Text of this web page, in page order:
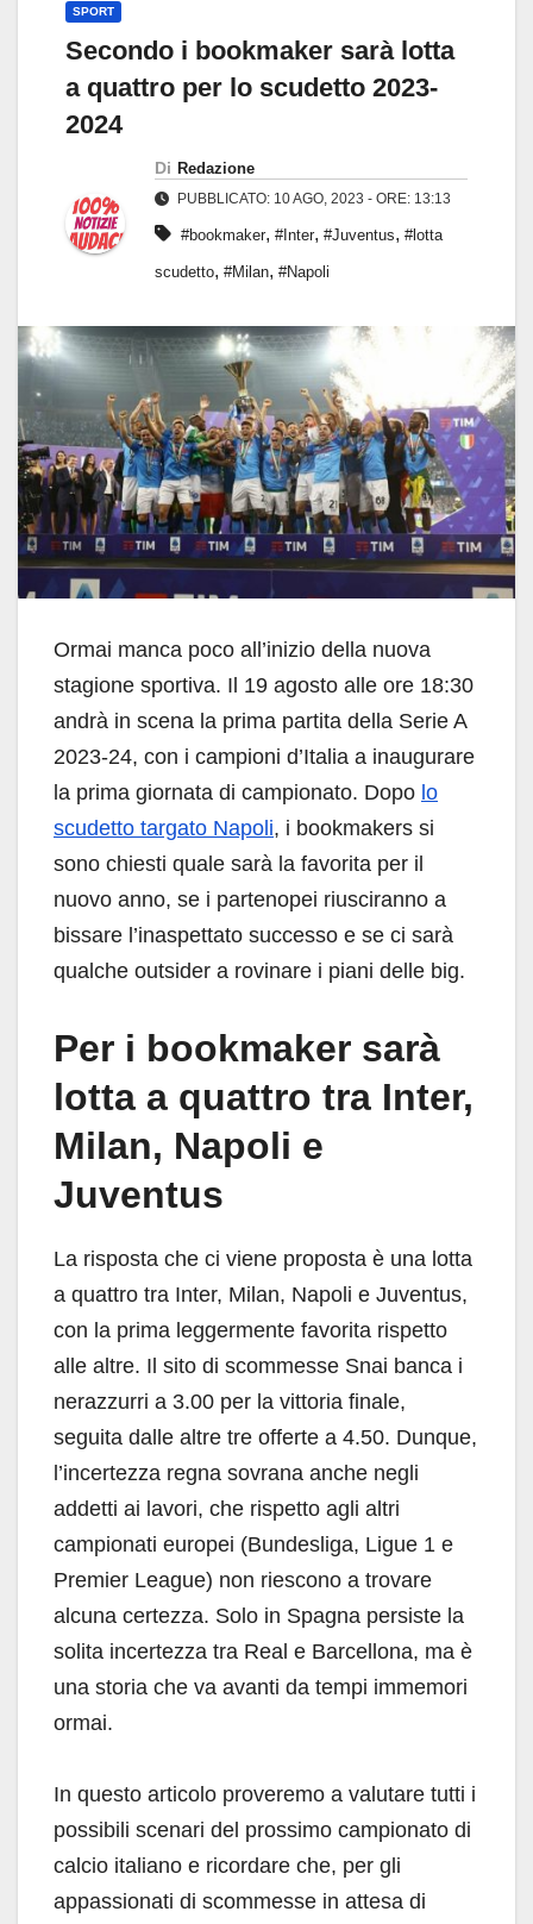
SPORT
Secondo i bookmaker sarà lotta
a quattro per lo scudetto 2023-
2024
Di Redazione
PUBBLICATO: 10 AGO, 2023 - ORE: 13:13
#bookmaker, #Inter, #Juventus, #lotta
scudetto, #Milan, #Napoli
Ormai manca poco all’inizio della nuova
stagione sportiva. Il 19 agosto alle ore 18:30
andrà in scena la prima partita della Serie A
2023-24, con i campioni d’Italia a inaugurare
la prima giornata di campionato. Dopo lo
scudetto targato Napoli, i bookmakers si
sono chiesti quale sarà la favorita per il
nuovo anno, se i partenopei riusciranno a
bissare l’inaspettato successo e se ci sarà
qualche outsider a rovinare i piani delle big.
Per i bookmaker sarà
lotta a quattro tra Inter,
Milan, Napoli e
Juventus
La risposta che ci viene proposta è una lotta
a quattro tra Inter, Milan, Napoli e Juventus,
con la prima leggermente favorita rispetto
alle altre. Il sito di scommesse Snai banca i
nerazzurri a 3.00 per la vittoria finale,
seguita dalle altre tre offerte a 4.50. Dunque,
l’incertezza regna sovrana anche negli
addetti ai lavori, che rispetto agli altri
campionati europei (Bundesliga, Ligue 1 e
Premier League) non riescono a trovare
alcuna certezza. Solo in Spagna persiste la
solita incertezza tra Real e Barcellona, ma è
una storia che va avanti da tempi immemori
ormai.
In questo articolo proveremo a valutare tutti i
possibili scenari del prossimo campionato di
calcio italiano e ricordare che, per gli
appassionati di scommesse in attesa di